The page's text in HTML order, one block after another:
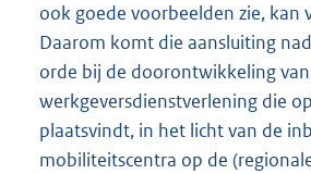
ook goede voorbeelden zie, kan
Daarom komt die aansluiting
orde bij de doorontwikkeling
werkgeversdienstverlening die
plaatsvindt, in het licht van de
mobiliteitscentra op de